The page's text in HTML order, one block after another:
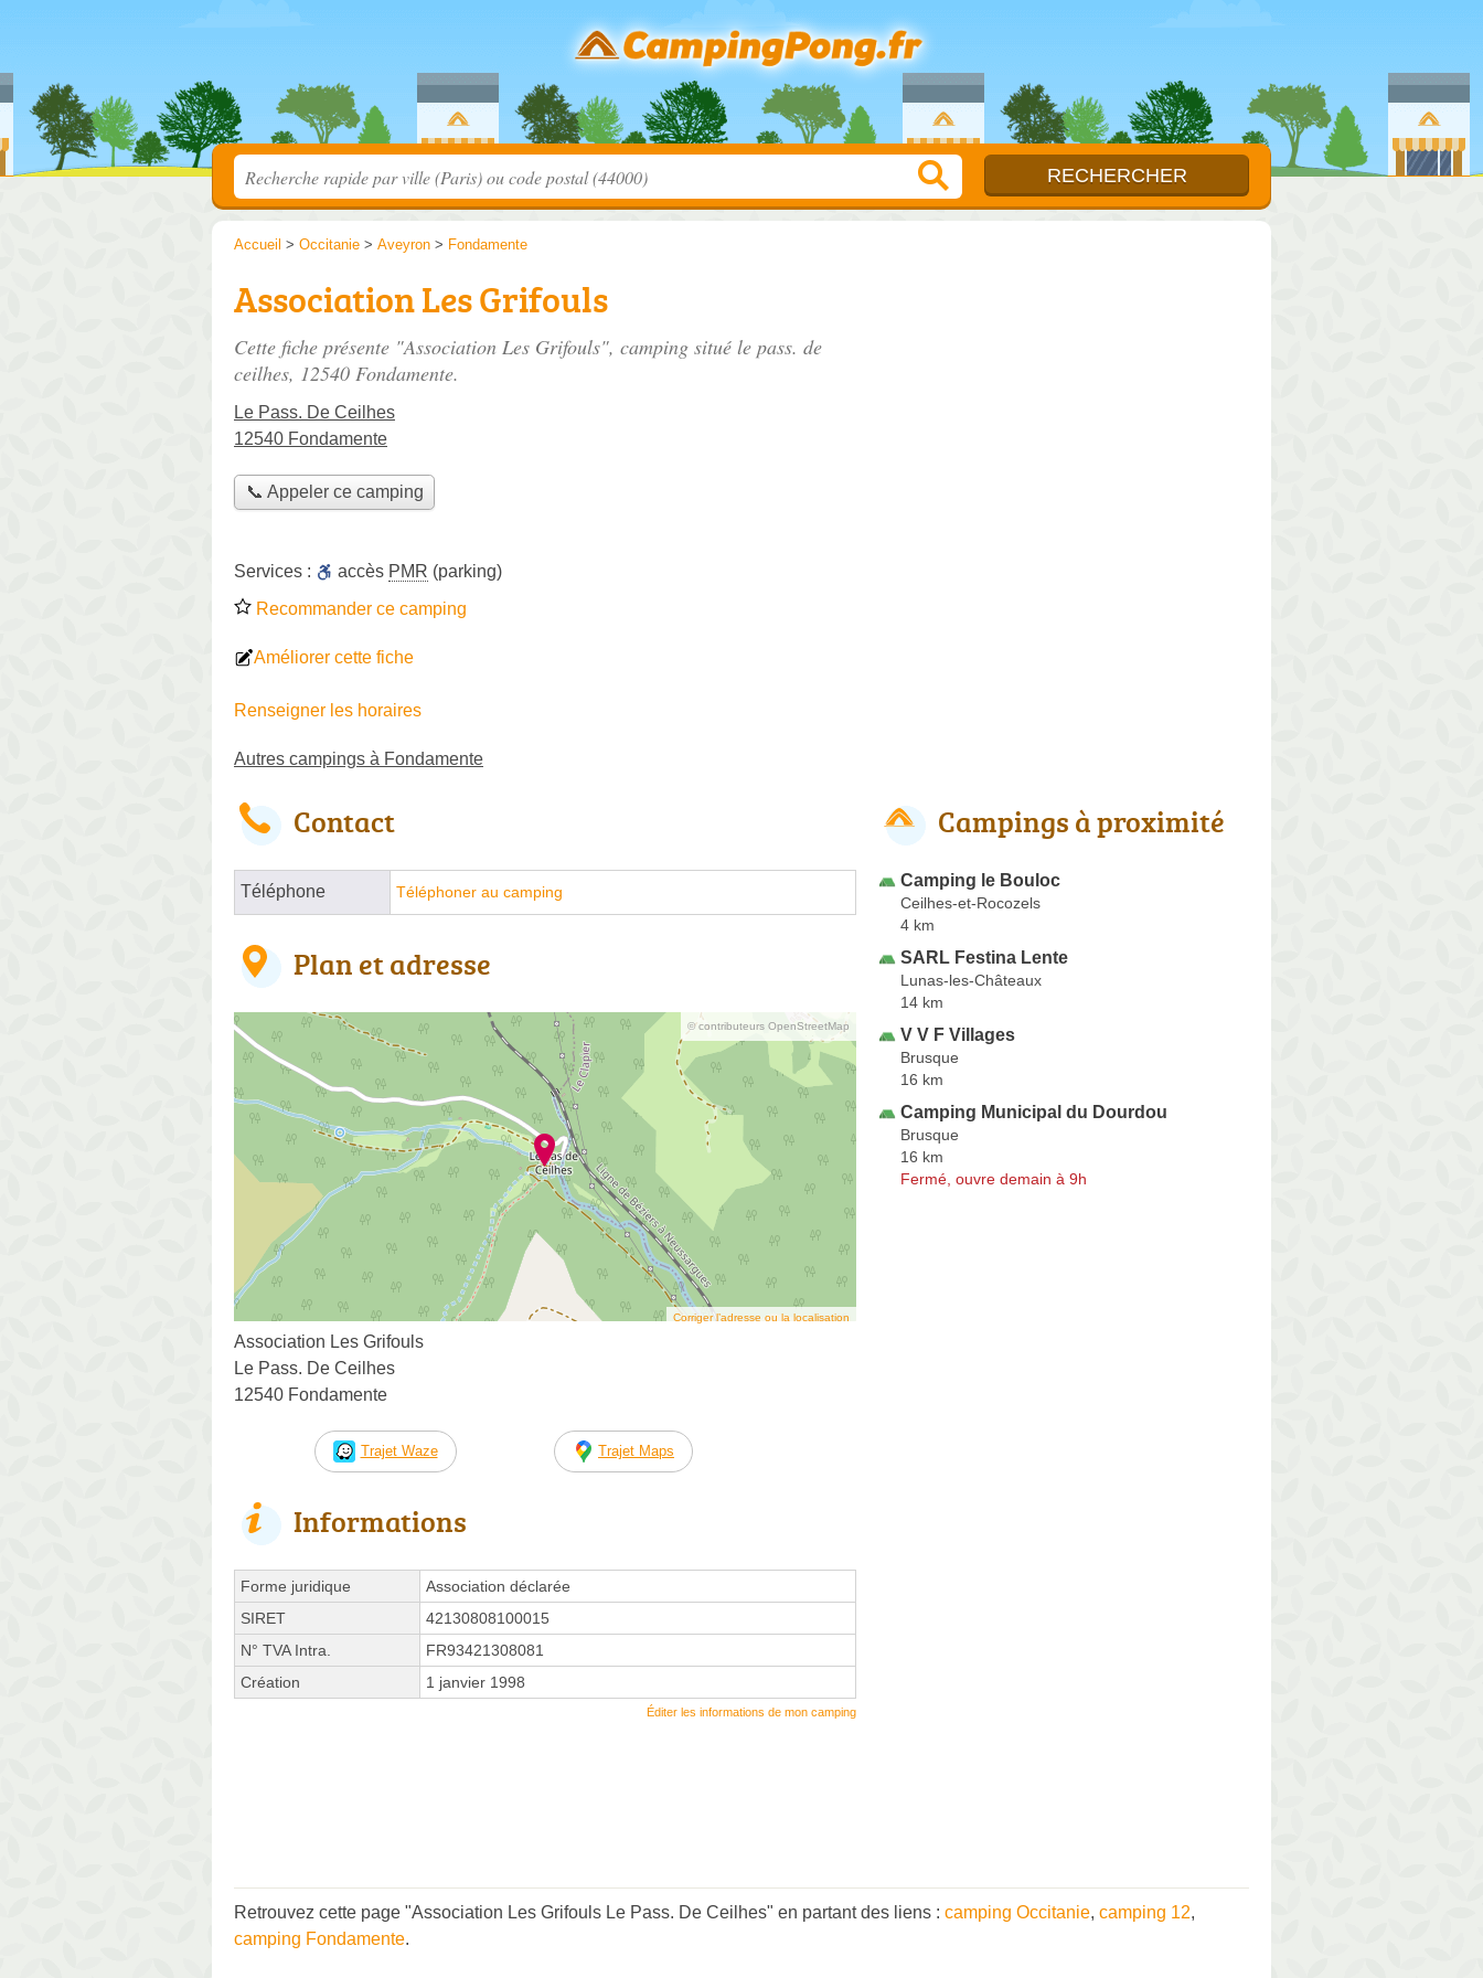
Accueil > Occitanie > Aveyron > Fondamente
Association Les Grifouls
Cette fiche présente "Association Les Grifouls", camping situé le pass. de
ceilhes, 12540 Fondamente.
Le Pass. De Ceilhes
12540 Fondamente
📞 Appeler ce camping
Services : accès PMR (parking)
Recommander ce camping
Améliorer cette fiche
Renseigner les horaires
Autres campings à Fondamente
Contact
Téléphone Téléphoner au camping
Plan et adresse
© contributeurs OpenStreetMap
Corriger l’adresse ou la localisation
Association Les Grifouls
Le Pass. De Ceilhes
12540 Fondamente
Trajet Waze Trajet Maps
Informations
Forme juridique
Association déclarée
SIRET
42130808100015
N° TVA Intra.
FR93421308081
Création
1 janvier 1998
Éditer les informations de mon camping
Campings à proximité
Camping le Bouloc
Ceilhes-et-Rocozels
4 km
SARL Festina Lente
Lunas-les-Châteaux
14 km
V V F Villages
Brusque
16 km
Camping Municipal du Dourdou
Brusque
16 km
Fermé, ouvre demain à 9h
Retrouvez cette page "Association Les Grifouls Le Pass. De Ceilhes" en partant des liens : camping Occitanie, camping 12,
camping Fondamente.